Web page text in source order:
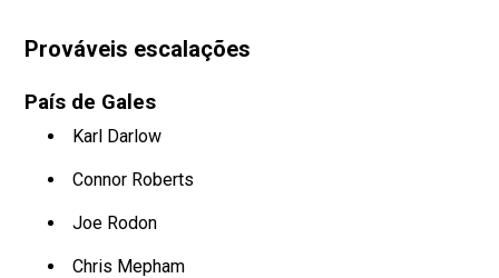
Prováveis escalações
País de Gales
Karl Darlow
Connor Roberts
Joe Rodon
Chris Mepham